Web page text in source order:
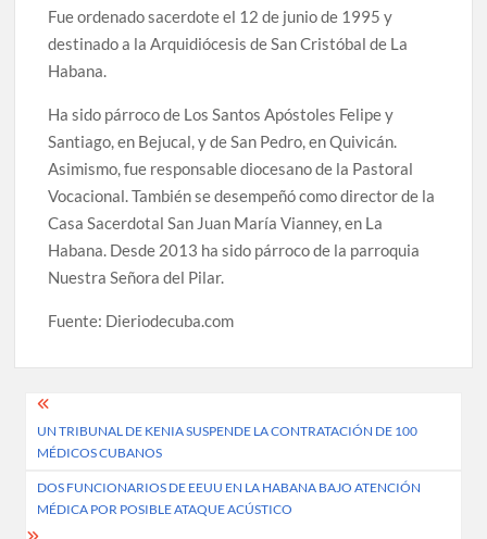
Fue ordenado sacerdote el 12 de junio de 1995 y
destinado a la Arquidiócesis de San Cristóbal de La
Habana.
Ha sido párroco de Los Santos Apóstoles Felipe y
Santiago, en Bejucal, y de San Pedro, en Quivicán.
Asimismo, fue responsable diocesano de la Pastoral
Vocacional. También se desempeñó como director de la
Casa Sacerdotal San Juan María Vianney, en La
Habana. Desde 2013 ha sido párroco de la parroquia
Nuestra Señora del Pilar.
Fuente: Dieriodecuba.com
Post
navigation
UN TRIBUNAL DE KENIA SUSPENDE LA CONTRATACIÓN DE 100
MÉDICOS CUBANOS
DOS FUNCIONARIOS DE EEUU EN LA HABANA BAJO ATENCIÓN
MÉDICA POR POSIBLE ATAQUE ACÚSTICO